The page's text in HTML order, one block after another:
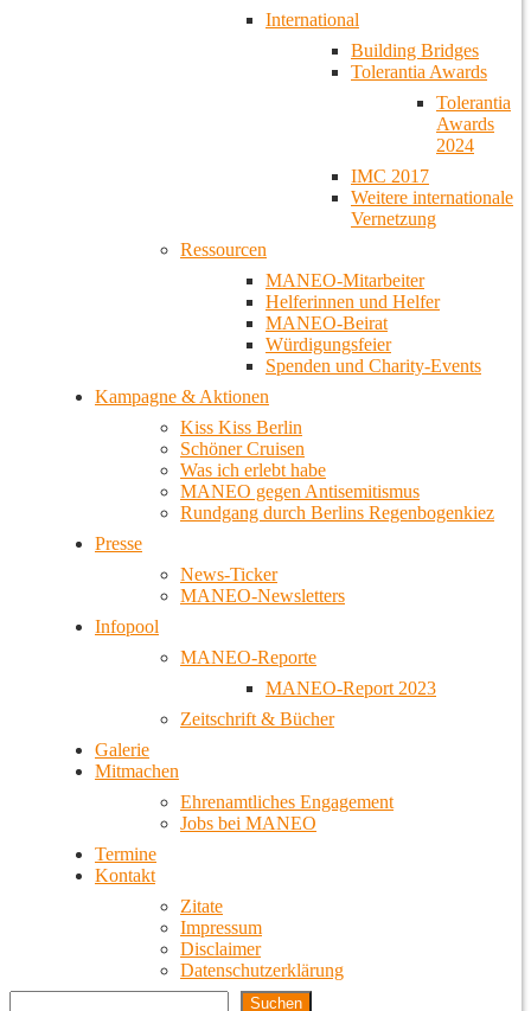
International
Building Bridges
Tolerantia Awards
Tolerantia
Awards
2024
IMC 2017
Weitere internationale
Vernetzung
Ressourcen
MANEO-Mitarbeiter
Helferinnen und Helfer
MANEO-Beirat
Würdigungsfeier
Spenden und Charity-Events
Kampagne & Aktionen
Kiss Kiss Berlin
Schöner Cruisen
Was ich erlebt habe
MANEO gegen Antisemitismus
Rundgang durch Berlins Regenbogenkiez
Presse
News-Ticker
MANEO-Newsletters
Infopool
MANEO-Reporte
MANEO-Report 2023
Zeitschrift & Bücher
Galerie
Mitmachen
Ehrenamtliches Engagement
Jobs bei MANEO
Termine
Kontakt
Zitate
Impressum
Disclaimer
Datenschutzerklärung
Suchen